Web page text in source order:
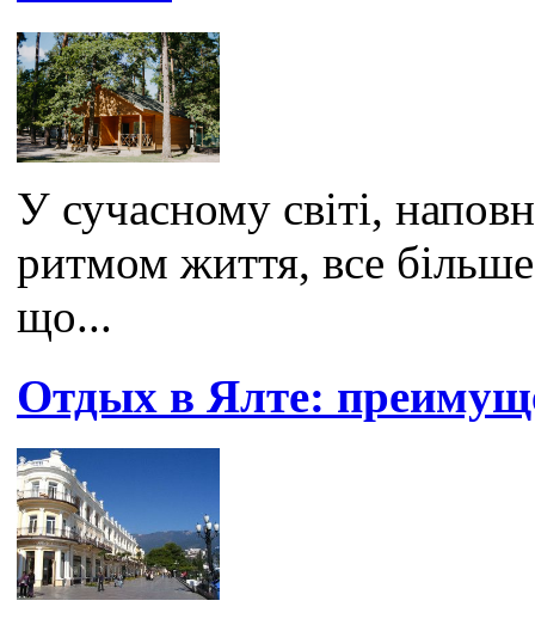
У сучасному світі,
ритмом життя, все
що...
Отдых в Ялте: